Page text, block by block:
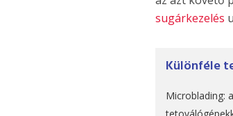
sugárkezelés
Különféle
Microblading: